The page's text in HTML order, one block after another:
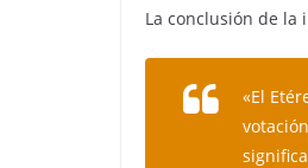
La conclusión de la
«El